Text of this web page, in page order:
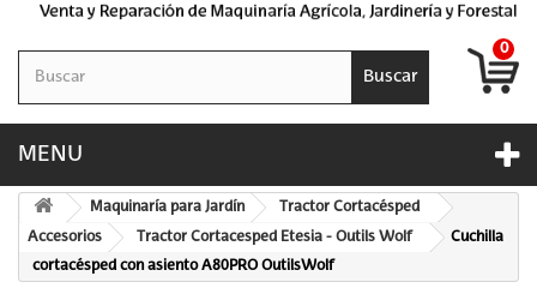
Buscar
0
MENU
Maquinaría para Jardín Tractor Cortacésped
Accesorios Tractor Cortacesped Etesia - Outils Wolf
Cuchilla
cortacésped con asiento A80PRO OutilsWolf